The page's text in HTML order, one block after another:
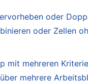
oder
oder Zellen
mit mehreren
mehrere